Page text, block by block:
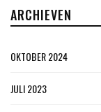
ARCHIEVEN
OKTOBER 2024
JULI 2023